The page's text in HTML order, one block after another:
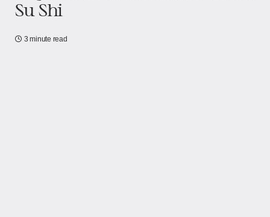
Su Shi
3 minute read